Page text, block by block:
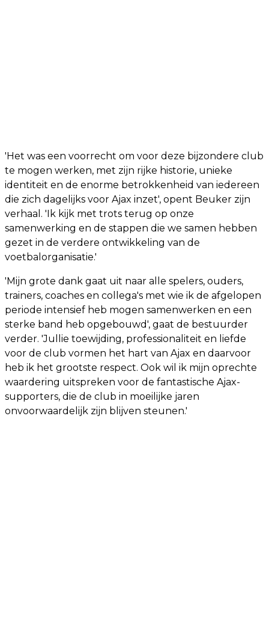
'Het was een voorrecht om voor deze bijzondere club
te mogen werken, met zijn rijke historie, unieke
identiteit en de enorme betrokkenheid van iedereen
die zich dagelijks voor Ajax inzet', opent Beuker zijn
verhaal. 'Ik kijk met trots terug op onze
samenwerking en de stappen die we samen hebben
gezet in de verdere ontwikkeling van de
voetbalorganisatie.'
'Mijn grote dank gaat uit naar alle spelers, ouders,
trainers, coaches en collega's met wie ik de afgelopen
periode intensief heb mogen samenwerken en een
sterke band heb opgebouwd', gaat de bestuurder
verder. 'Jullie toewijding, professionaliteit en liefde
voor de club vormen het hart van Ajax en daarvoor
heb ik het grootste respect. Ook wil ik mijn oprechte
waardering uitspreken voor de fantastische Ajax-
supporters, die de club in moeilijke jaren
onvoorwaardelijk zijn blijven steunen.'